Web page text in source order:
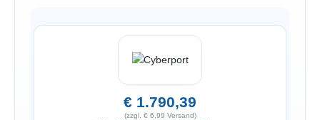
€ 1.790,39
(zzgl. € 6,99 Versand)